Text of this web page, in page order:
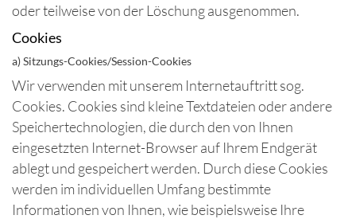
oder teilweise von der Löschung ausgenommen.
Cookies
a) Sitzungs-Cookies/Session-Cookies
Wir verwenden mit unserem Internetauftritt sog.
Cookies. Cookies sind kleine Textdateien oder andere
Speichertechnologien, die durch den von Ihnen
eingesetzten Internet-Browser auf Ihrem Endgerät
ablegt und gespeichert werden. Durch diese Cookies
werden im individuellen Umfang bestimmte
Informationen von Ihnen, wie beispielsweise Ihre